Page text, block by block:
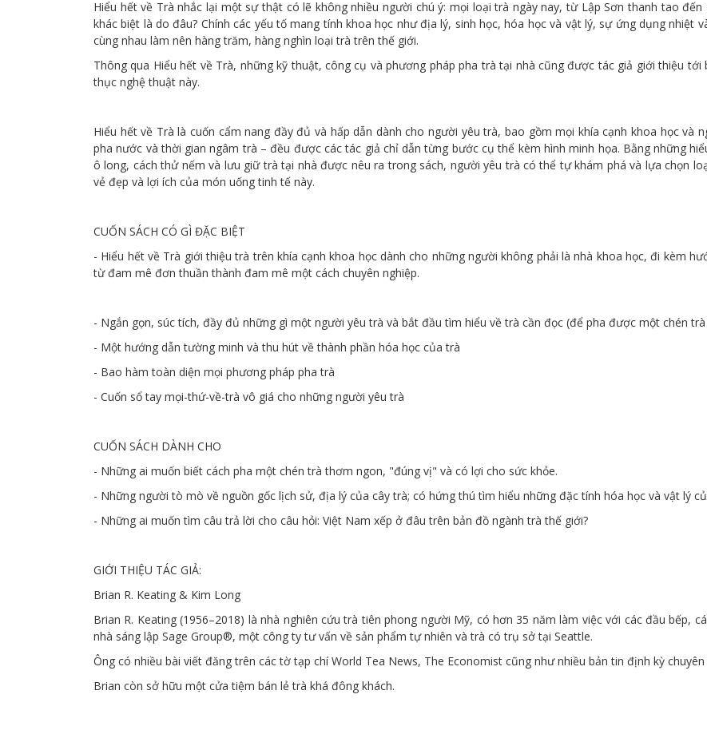
Hiểu hết về Trà nhắc lại một sự thật có lẽ không nhiều người chú ý: mọi loại trà ngày nay, từ Lập Sơn thanh tao
khác biệt là do đâu? Chính các yếu tố mang tính khoa học như địa lý, sinh học, hóa học và vật lý, sự ứng dụng nhiệt
cùng nhau làm nên hàng trăm, hàng nghìn loại trà trên thế giới.
Thông qua Hiểu hết về Trà, những kỹ thuật, công cụ và phương pháp pha trà tại nhà cũng được tác giả giới thiệu
thục nghệ thuật này.
Hiểu hết về Trà là cuốn cẩm nang đầy đủ và hấp dẫn dành cho người yêu trà, bao gồm mọi khía cạnh khoa học và
pha nước và thời gian ngâm trà – đều được các tác giả chỉ dẫn từng bước cụ thể kèm hình minh họa. Bằng những
ô long, cách thử nếm và lưu giữ trà tại nhà được nêu ra trong sách, người yêu trà có thể tự khám phá và lựa chọn
vẻ đẹp và lợi ích của món uống tinh tế này.
CUỐN SÁCH CÓ GÌ ĐẶC BIỆT
- Hiểu hết về Trà giới thiệu trà trên khía cạnh khoa học dành cho những người không phải là nhà khoa học, đi kèm
từ đam mê đơn thuần thành đam mê một cách chuyên nghiệp.
- Ngắn gọn, súc tích, đầy đủ những gì một người yêu trà và bắt đầu tìm hiểu về trà cần đọc (để pha được một chén
- Một hướng dẫn tường minh và thu hút về thành phần hóa học của trà
- Bao hàm toàn diện mọi phương pháp pha trà
- Cuốn sổ tay mọi-thứ-về-trà vô giá cho những người yêu trà
CUỐN SÁCH DÀNH CHO
- Những ai muốn biết cách pha một chén trà thơm ngon, "đúng vị" và có lợi cho sức khỏe.
- Những người tò mò về nguồn gốc lịch sử, địa lý của cây trà; có hứng thú tìm hiểu những đặc tính hóa học và vật lý
- Những ai muốn tìm câu trả lời cho câu hỏi: Việt Nam xếp ở đâu trên bản đồ ngành trà thế giới?
GIỚI THIỆU TÁC GIẢ:
Brian R. Keating & Kim Long
Brian R. Keating (1956–2018) là nhà nghiên cứu trà tiên phong người Mỹ, có hơn 35 năm làm việc với các đầu bếp,
nhà sáng lập Sage Group®, một công ty tư vấn về sản phẩm tự nhiên và trà có trụ sở tại Seattle.
Ông có nhiều bài viết đăng trên các tờ tạp chí World Tea News, The Economist cũng như nhiều bản tin định kỳ
Brian còn sở hữu một cửa tiệm bán lẻ trà khá đông khách.